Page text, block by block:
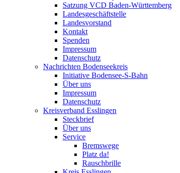
Satzung VCD Baden-Württemberg
Landesgeschäftstelle
Landesvorstand
Kontakt
Spenden
Impressum
Datenschutz
Nachrichten Bodenseekreis
Initiative Bodensee-S-Bahn
Über uns
Impressum
Datenschutz
Kreisverband Esslingen
Steckbrief
Über uns
Service
Bremswege
Platz da!
Rauschbrille